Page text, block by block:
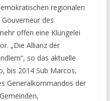
regionalen
des
offen eine Klüngelei
„Die Allianz der
so das aktuelle
bis 2014 Sub Marcos,
Generalkommandos der